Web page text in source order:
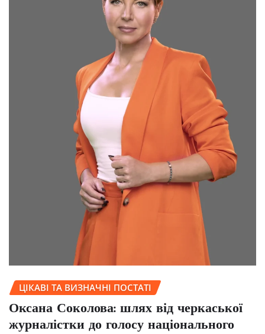
ЦІКАВІ ТА ВИЗНАЧНІ ПОСТАТІ
Оксана Соколова: шлях від черкаської
журналістки до голосу національного